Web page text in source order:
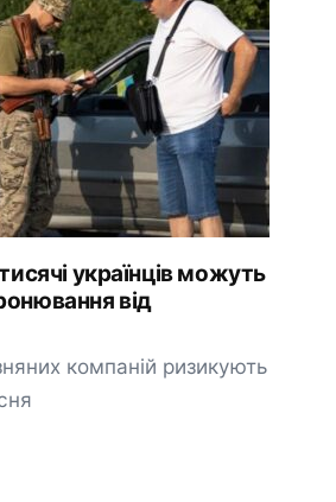
українців можуть
від
компаній ризикують